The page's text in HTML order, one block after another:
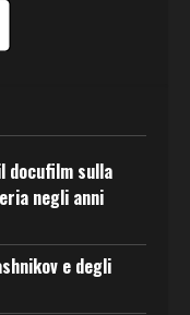
docufilm sulla
negli anni
e degli